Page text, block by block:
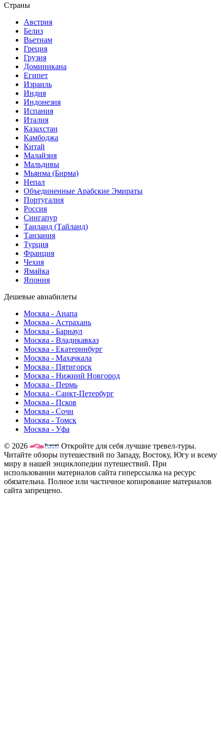
Страны
Австрия
Белиз
Вьетнам
Греция
Грузия
Доминикана
Египет
Израиль
Индия
Индонезия
Испания
Италия
Казахстан
Камбоджа
Китай
Малайзия
Мальдивы
Мьянма (Бирма)
Непал
Объединенные Арабские Эмираты
Португалия
Россия
Сингапур
Таиланд (Тайланд)
Танзания
Турция
Франция
Чехия
Ямайка
Япония
Дешевые авиабилеты
Москва - Анапа
Москва - Астрахань
Москва - Барнаул
Москва - Владикавказ
Москва - Екатеринбург
Москва - Махачкала
Москва - Пятигорск
Москва - Нижний Новгород
Москва - Пермь
Москва - Санкт-Петербург
Москва - Псков
Москва - Сочи
Москва - Томск
Москва - Уфа
© 2026
Откройте для себя лучшие тревел-туры.
Читайте обзоры путешествий по Западу, Востоку, Югу и всему
миру в нашей энциклопедии путешествий. При
использовании материалов сайта гиперссылка на ресурс
обязательна. Полное или частичное копирование материалов
сайта запрещено.